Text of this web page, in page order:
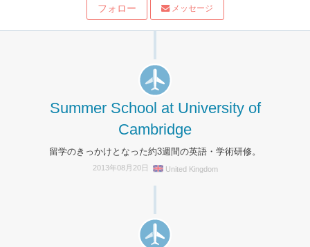
フォロー メッセージ
Summer School at University of
Cambridge
留学のきっかけとなった約3週間の英語・学術研修。
2013年08月20日 United Kingdom